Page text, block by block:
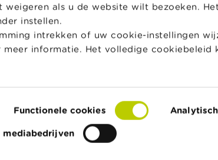
als u de website wilt bezoeken.
instellen.
intrekken of uw cookie-instellingen
meer informatie. Het volledige cookiebeleid
Functionele cookies
mediabedrijven
beschikking,
financiële
aan leerkrachten om hen te
Naar Wikifin School
© FSMA